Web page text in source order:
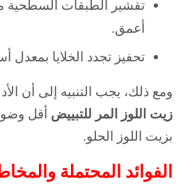
تقشير الطبقات السطحية
أعمق.
تحفيز تجدد الخلايا بمعدل
ومع ذلك، يجب التنبيه إلى أن
زيت اللوز المر للتبييض أقل
بزيت اللوز الحلو.
الفوائد المحتملة